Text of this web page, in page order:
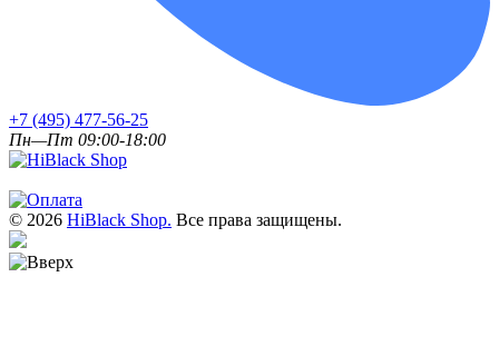
+7 (495) 477-56-25
Пн—Пт 09:00-18:00
© 2026 HiBlack Shop. Все права защищены.